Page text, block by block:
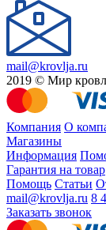
mail@krovlja.ru
2019 © Мир
Компания О
Магазины
Информация
Гарантия на товар
Помощь Статьи
mail@krovlja.ru 8
Заказать звонок